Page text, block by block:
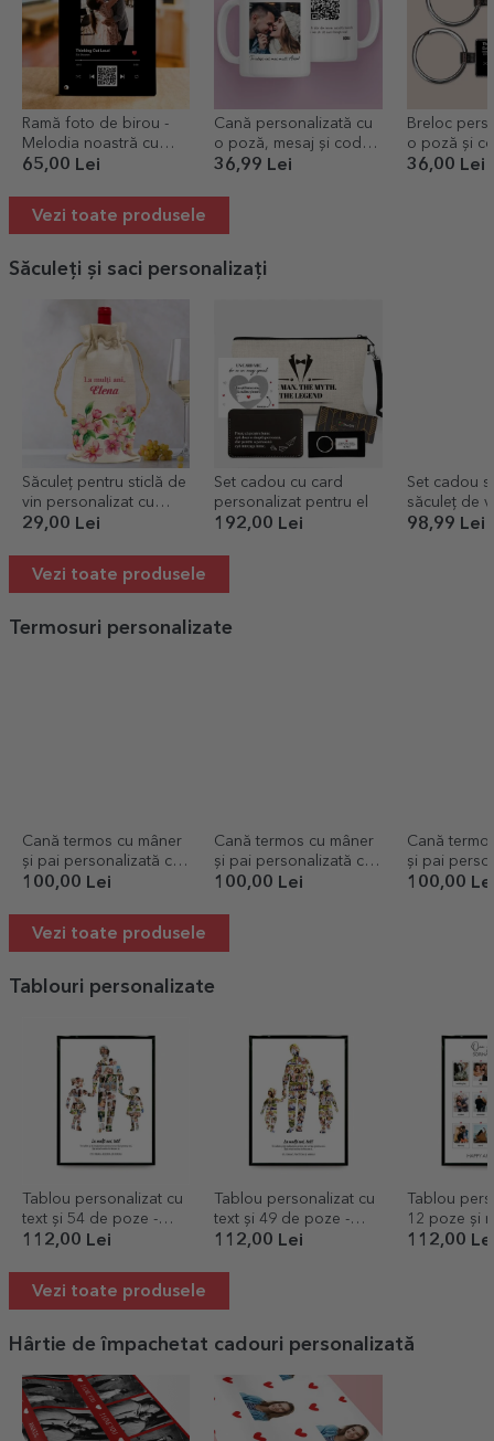
Ramă foto de birou -
Melodia noastră cu
cod QR
65,00 Lei
Cană personalizată cu
o poză, mesaj și cod
QR
36,99 Lei
Breloc
o poză și
Melodia
36,00 Lei
Vezi toate produsele
Săculeți și saci personalizați
Săculeț pentru sticlă de
vin personalizat cu
mesaj - Flori
29,00 Lei
Set cadou cu card
personalizat pentru el
192,00 Lei
Set cadou
săculeț de
o'clock
98,99 Lei
Vezi toate produsele
Termosuri personalizate
Cană termos cu mâner
și pai personalizată cu
nume - Lighthouse King
100,00 Lei
Cană termos cu mâner
și pai personalizată cu
nume - Airplane Master
100,00 Lei
Cană
și pai
nume -
100,00
Vezi toate produsele
Tablouri personalizate
Tablou personalizat cu
text și 54 de poze -
Tata, 2 fete
112,00 Lei
Tablou personalizat cu
text și 49 de poze -
Tata, 2 băieți
112,00 Lei
Tablou
12 poze și
memories
112,00
Vezi toate produsele
Hârtie de împachetat cadouri personalizată